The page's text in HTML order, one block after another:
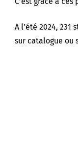
A l’été 2024,
sur catalogue ou